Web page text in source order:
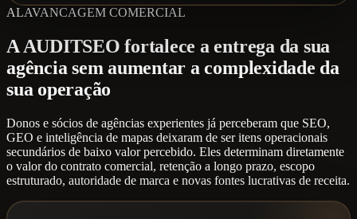
ALAVANCAGEM COMERCIAL
A AUDITSEO fortalece a entrega da sua
agência sem aumentar a complexidade da
sua operação
Donos e sócios de agências experientes já perceberam que SEO,
GEO e inteligência de mapas deixaram de ser itens operacionais
secundários de baixo valor percebido. Eles determinam diretamente
o valor do contrato comercial, retenção a longo prazo, escopo
estruturado, autoridade de marca e novas fontes lucrativas de receita.